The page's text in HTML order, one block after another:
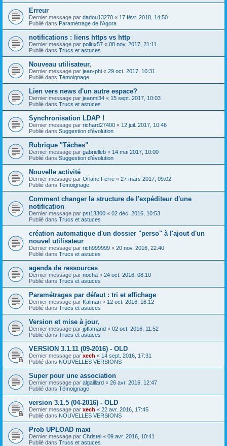
Erreur
Dernier message par dadou13270 « 17 févr. 2018, 14:50
Publié dans Paramétrage de l'Agora
notifications : liens https vs http
Dernier message par pollux57 « 08 nov. 2017, 21:11
Publié dans Trucs et astuces
Nouveau utilisateur,
Dernier message par jean-phi « 29 oct. 2017, 10:31
Publié dans Témoignage
Lien vers news d'un autre espace?
Dernier message par jeanmi34 « 15 sept. 2017, 10:03
Publié dans Trucs et astuces
Synchronisation LDAP !
Dernier message par richard27400 « 12 juil. 2017, 10:46
Publié dans Suggestion d'évolution
Rubrique "Tâches"
Dernier message par gabrielleb « 14 mai 2017, 10:00
Publié dans Suggestion d'évolution
Nouvelle activité
Dernier message par Orlane Ferre « 27 mars 2017, 09:02
Publié dans Témoignage
Comment changer la structure de l'expéditeur d'une
notification
Dernier message par pst13300 « 02 déc. 2016, 10:53
Publié dans Trucs et astuces
création automatique d'un dossier "perso" à l'ajout d'un
nouvel utilisateur
Dernier message par rich999999 « 20 nov. 2016, 22:40
Publié dans Trucs et astuces
agenda de ressources
Dernier message par nocha « 24 oct. 2016, 08:10
Publié dans Trucs et astuces
Paramétrages par défaut : tri et affichage
Dernier message par Kalman « 12 oct. 2016, 16:12
Publié dans Trucs et astuces
Version et mise à jour,
Dernier message par jpflamand « 02 oct. 2016, 11:52
Publié dans Trucs et astuces
VERSION 3.1.11 (09-2016) - OLD
Dernier message par xech « 14 sept. 2016, 17:31
Publié dans NOUVELLES VERSIONS
Super pour une association
Dernier message par algaillard « 26 avr. 2016, 12:47
Publié dans Témoignage
version 3.1.5 (04-2016) - OLD
Dernier message par xech « 22 avr. 2016, 17:45
Publié dans NOUVELLES VERSIONS
Prob UPLOAD maxi
Dernier message par Christel « 09 avr. 2016, 10:41
Publié dans Trucs et astuces